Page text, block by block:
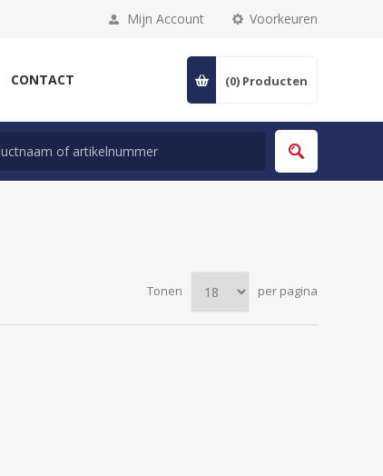
Voorkeuren
Mijn Account
CONTACT (0) Producten
Tonen per pagina